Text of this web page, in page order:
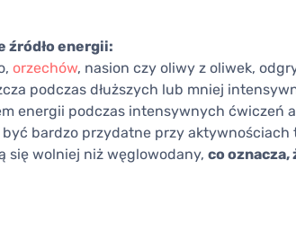
źródło energii:
orzechów, nasion czy oliwy z oliwek,
podczas dłuższych lub mniej
energii podczas intensywnych ćwiczeń
bardzo przydatne przy aktywnościach
się wolniej niż węglowodany, co oznacza,